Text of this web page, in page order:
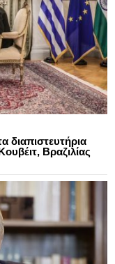
διαπιστευτήρια
Βραζιλίας